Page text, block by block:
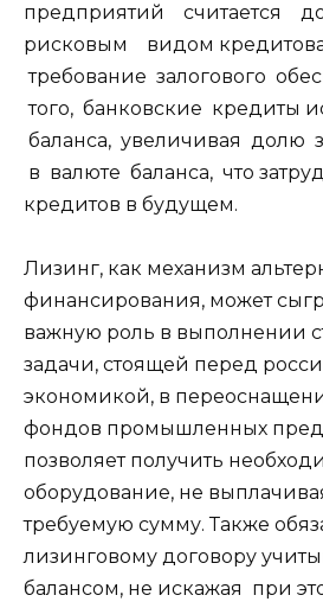
предприятий считается
рисковым видом
требование залогового
того, банковские кредиты
баланса, увеличивая долю
в валюте баланса, что
кредитов в будущем.
Лизинг, как механизм
финансирования, может
важную роль в выполнении
задачи, стоящей перед
экономикой, в
фондов промышленных
позволяет получить
оборудование, не
требуемую сумму. Также
лизинговому договору
балансом, не искажая при